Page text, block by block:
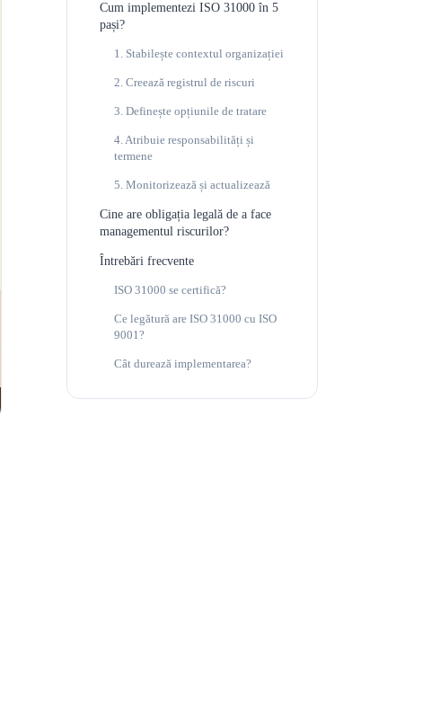
Cum implementezi ISO 31000 în 5
pași?
1. Stabilește contextul organizației
2. Creează registrul de riscuri
3. Definește opțiunile de tratare
4. Atribuie responsabilități și
termene
5. Monitorizează și actualizează
Cine are obligația legală de a face
managementul riscurilor?
Întrebări frecvente
ISO 31000 se certifică?
Ce legătură are ISO 31000 cu ISO
9001?
Cât durează implementarea?